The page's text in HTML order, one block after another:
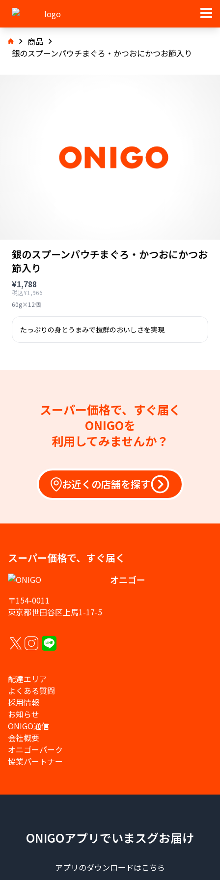
商品
銀のスプーンパウチまぐろ・かつおにかつお節入り
銀のスプーンパウチまぐろ・かつおにかつお
節入り
¥1,788
税込¥1,966
60g×12個
たっぷりの身とうまみで抜群のおいしさを実現
スーパー価格で、すぐ届く
ONIGOを
利用してみませんか？
お近くの店舗を探す
スーパー価格で、すぐ届く
オニゴー
〒154-0011
東京都世田谷区上馬1-17-5
配達エリア
よくある質問
採用情報
お知らせ
ONIGO通信
会社概要
オニゴーパーク
協業パートナー
ONIGOアプリでいまスグお届け
アプリのダウンロードはこちら